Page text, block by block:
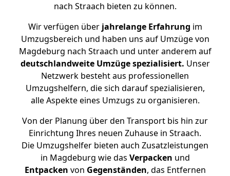
nach Straach bieten zu können.
Wir verfügen überjahrelange Erfahrung im
Umzugsbereich und haben uns auf Umzüge von
Magdeburg nach Straach und unter anderem auf
deutschlandweite Umzüge spezialisiert. Unser
Netzwerk besteht aus professionellen
Umzugshelfern, die sich darauf spezialisieren,
alle Aspekte eines Umzugs zu organisieren.
Von der Planung über den Transport bis hin zur
Einrichtung Ihres neuen Zuhause in Straach.
Die Umzugshelfer bieten auch Zusatzleistungen
in Magdeburg wie das Verpacken und
Entpacken von Gegenständen, das Entfernen